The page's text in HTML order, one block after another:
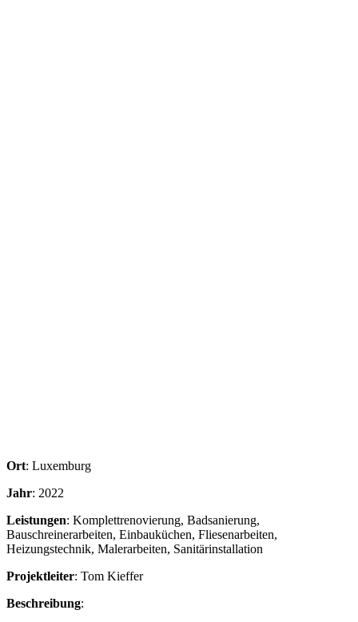
Ort: Luxemburg
Jahr: 2022
Leistungen: Komplettrenovierung, Badsanierung,
Bauschreinerarbeiten, Einbauküchen, Fliesenarbeiten,
Heizungstechnik, Malerarbeiten, Sanitärinstallation
Projektleiter: Tom Kieffer
Beschreibung: